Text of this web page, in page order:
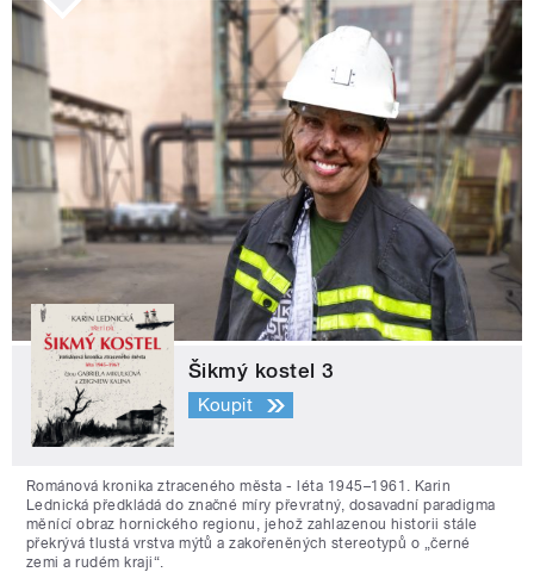
Šikmý kostel 3
Koupit
Románová kronika ztraceného města - léta 1945–1961. Karin
Lednická předkládá do značné míry převratný, dosavadní paradigma
měnící obraz hornického regionu, jehož zahlazenou historii stále
překrývá tlustá vrstva mýtů a zakořeněných stereotypů o „černé
zemi a rudém kraji“.